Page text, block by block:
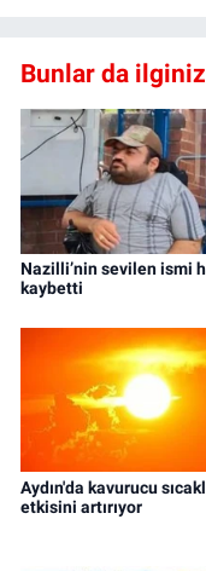
Bunlar da
Nazilli’nin sevilen ismi
kaybetti
Aydın'da kavurucu
etkisini artırıyor